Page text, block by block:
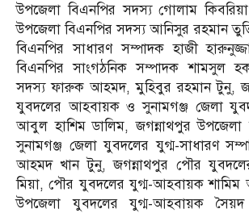
উপজেলা বিএনপির সদস্য গোলাম
উপজেলা বিএনপির সদস্য আনিসুর রহমান
বিএনপির সাধারণ সম্পাদক হাজী
বিএনপির সাংগঠনিক সম্পাদক শামসুল
সদস্য ফারুক আহমদ, মুহিবুর রহমান টুনু,
যুবদলের আহবায়ক ও সুনামগঞ্জ জেলা
আবুল হাশিম ডালিম, জগন্নাথপুর
সুনামগঞ্জ জেলা যুবদলের যুগ্ম-সাধারণ
আহমদ খান টুনু, জগন্নাথপুর পৌর
মিয়া, পৌর যুবদলের যুগ্ম-আহবায়ক
উপজেলা যুবদলের যুগ্ম-আহবায়ক